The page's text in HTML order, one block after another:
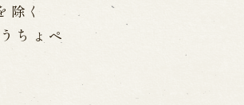
く
ちょペ